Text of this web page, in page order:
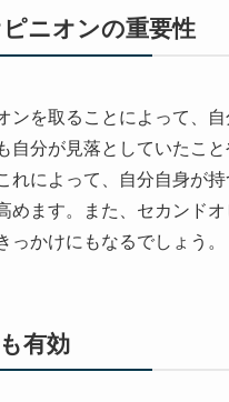
ニオンの重要性
ンを取ることによって、
自分が見落としていたこ
れによって、自分自身が
めます。また、セカンド
っかけにもなるでしょう。
有効